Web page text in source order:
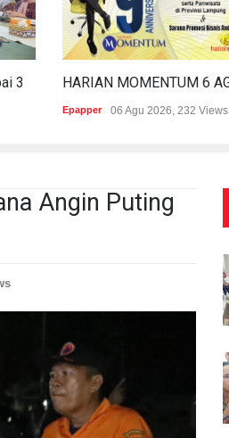
Epapper 06 Agu 2026, 232 Views
Angin Puting